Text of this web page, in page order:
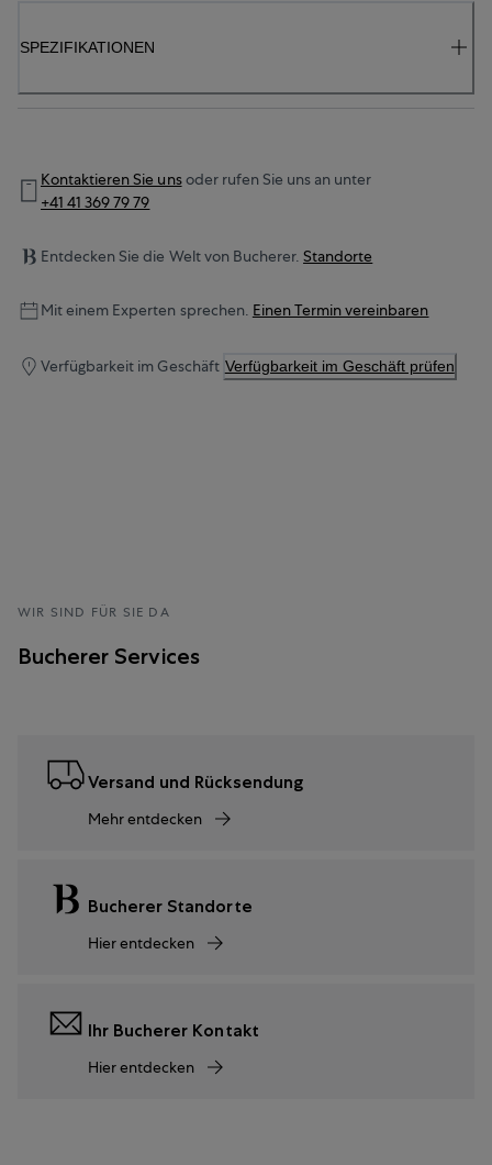
SPEZIFIKATIONEN
Kontaktieren Sie unsoder rufen Sie uns an unter
+41 41 369 79 79
Entdecken Sie die Welt von Bucherer. Standorte
Mit einem Experten sprechen. Einen Termin vereinbaren
Verfügbarkeit im Geschäft Verfügbarkeit im Geschäft prüfen
WIR SIND FÜR SIE DA
Bucherer Services
Versand und Rücksendung
Mehr entdecken
Bucherer Standorte
Hier entdecken
Ihr Bucherer Kontakt
Hier entdecken